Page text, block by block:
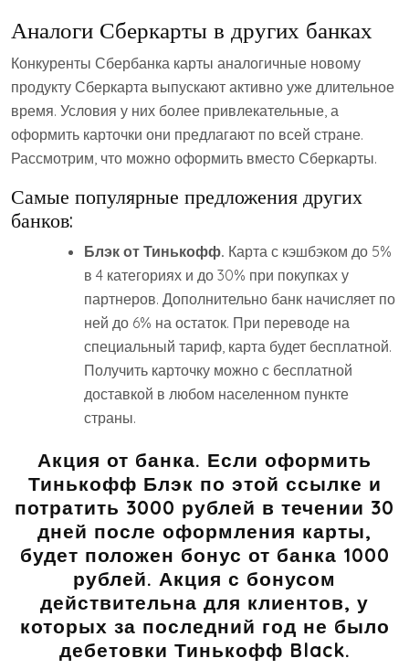
Аналоги Сберкарты в других банках
Конкуренты Сбербанка карты аналогичные новому
продукту Сберкарта выпускают активно уже длительное
время. Условия у них более привлекательные, а
оформить карточки они предлагают по всей стране.
Рассмотрим, что можно оформить вместо Сберкарты.
Самые популярные предложения других
банков:
Блэк от Тинькофф. Карта с кэшбэком до 5%
в 4 категориях и до 30% при покупках у
партнеров. Дополнительно банк начисляет по
ней до 6% на остаток. При переводе на
специальный тариф, карта будет бесплатной.
Получить карточку можно с бесплатной
доставкой в любом населенном пункте
страны.
Акция от банка. Если оформить
Тинькофф Блэк по этой ссылке и
потратить 3000 рублей в течении 30
дней после оформления карты,
будет положен бонус от банка 1000
рублей. Акция с бонусом
действительна для клиентов, у
которых за последний год не было
дебетовки Тинькофф Black.